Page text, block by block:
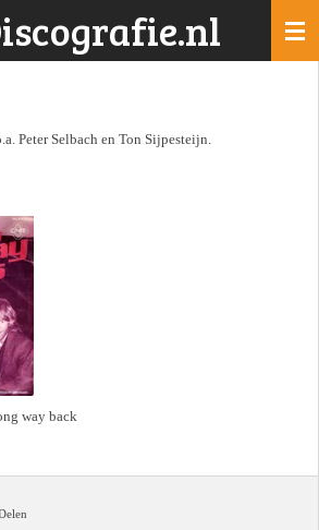
Peter Selbach en Ton Sijpesteijn.
way back